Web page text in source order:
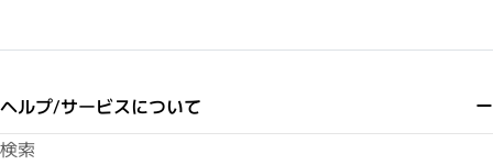
ヘルプ/サービスについて
検索